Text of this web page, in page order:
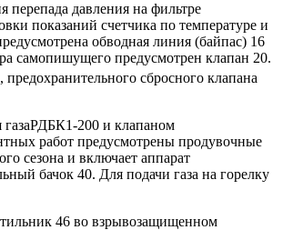
перепада давления на фильтре
показаний счетчика по температуре и
обводная линия (байпас) 16
самопишущего предусмотрен клапан 20.
сбросного клапана
газаРДБК1-200 и клапаном
работ предусмотрены продувочные
сезона и включает аппарат
бачок 40. Для подачи газа на горелку
46 во взрывозащищенном